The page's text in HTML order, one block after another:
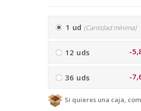
1 ud (Cantidad mínima)
12 uds -
36 uds -
Si quieres una caja,